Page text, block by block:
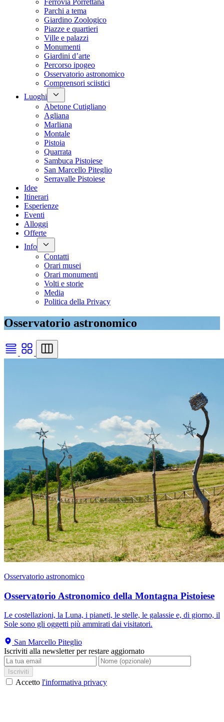
Ferrovia Porrettana
Parchi a tema
Giardino Zoologico
Piazze e quartieri
Ville e palazzi
Monumenti
Giardini d’arte
Percorso ipogeo
Osservatorio astronomico
Comprensori sciistici
Luoghi
Abetone Cutigliano
Agliana
Marliana
Montale
Pistoia
Quarrata
Sambuca Pistoiese
San Marcello Piteglio
Serravalle Pistoiese
Idee
Itinerari
Esperienze
Eventi
Alloggi
Offerte
Info
Contatti
Orari musei
Orari monumenti
Volti e storie
Media
Politica della Privacy
Osservatorio astronomico
Osservatorio astronomico
Osservatorio Astronomico della Montagna Pistoiese
Le costellazioni, la Luna, i pianeti, le stelle, le galassie e, di giorno, il
Sole sono gli oggetti più ammirati dai visitatori.
San Marcello Piteglio
Iscriviti alla newsletter per restare aggiornato
Iscriviti
Accetto l'informativa privacy